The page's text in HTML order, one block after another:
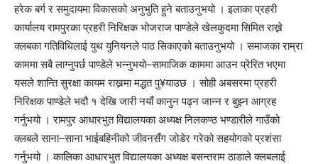
हरेक बर्ग र समुदायमा विकासको अनुभुति हुने बताउनुभयो । इलाका प्रहरी
कार्यालय रामपुरका प्रहरी निरिक्षक भोजराज पाण्डेले खेलकुदमा सिमित राख्ने
क्लबका गतिविधिलाई युथ युनियनले पाठ सिकाएको बताउनुभयो । समाजका राम्रा
काममा सबै लाग्नुपर्छ पाण्डेले भन्नुभयो–सामाजिक काममा आउन प्रेरित भएमा
यसले शान्ति सुरक्षा कायम राख्नमा मद्धत पु¥याउछ । सोही अबसरमा प्रहरी
निरिक्षक पाण्डेले भदौ १ देखि जारी नयाँ कानुन पढ्न जान्न र बुझ्न आग्रह
गर्नुभयो । रामपुर आधारभुत विद्यालयका अध्यक्ष निलकण्ठ भण्डारीले गाउँको
क्लबले साना–साना भाईबहिनीको जीवनसँग जोडेर गरेको सहयोगको प्रशंसा
गर्नुभयो । कालिका आधारभुत विद्यालयका अध्यक्ष बसन्तराम ठाडाले क्लबलाई